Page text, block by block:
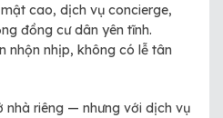
cao, dịch vụ concierge,
đồng cư dân yên tĩnh.
nhộn nhịp, không có lễ tân
nhà riêng — nhưng với dịch vụ